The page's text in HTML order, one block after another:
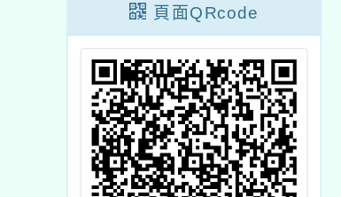
頁面QRcode